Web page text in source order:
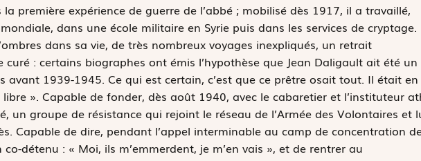
la première expérience de guerre de l’abbé ; mobilisé dès 1917, il a travaillé,
dans une école militaire en Syrie puis dans les services de cryptage.
dans sa vie, de très nombreux voyages inexpliqués, un retrait
: certains biographes ont émis l’hypothèse que Jean Daligault ait été un
avant 1939-1945. Ce qui est certain, c’est que ce prêtre osait tout. Il était en
». Capable de fonder, dès août 1940, avec le cabaretier et l’instituteur
un groupe de résistance qui rejoint le réseau de l’Armée des Volontaires et
Capable de dire, pendant l’appel interminable au camp de concentration
détenu : « Moi, ils m’emmerdent, je m’en vais », et de rentrer au